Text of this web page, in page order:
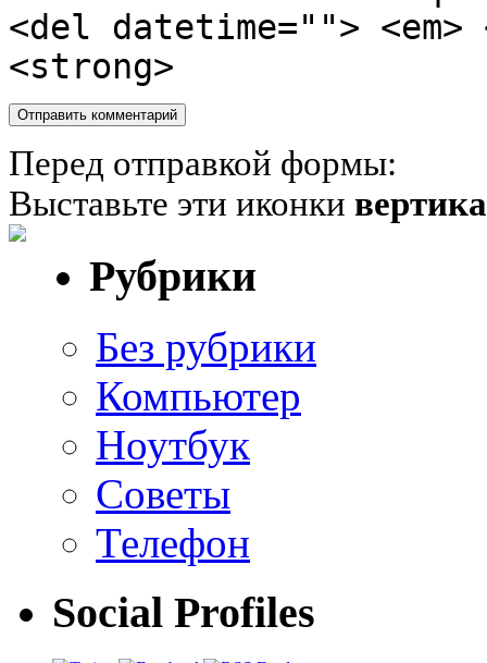
<del datetime="">
<strong>
Перед отправкой формы:
Выставьте эти иконки
Рубрики
Без рубрики
Компьютер
Ноутбук
Советы
Телефон
Social Profiles